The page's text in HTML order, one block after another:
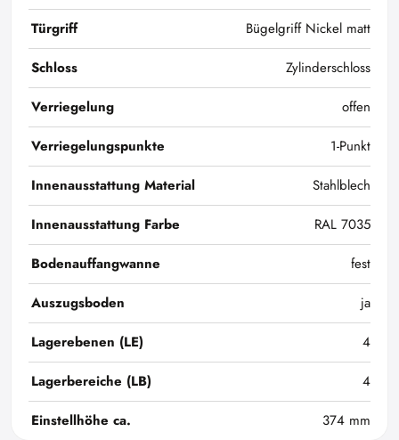
Türgriff
Bügelgriff Nickel matt
Schloss
Zylinderschloss
Verriegelung
offen
Verriegelungspunkte
1-Punkt
Innenausstattung Material
Stahlblech
Innenausstattung Farbe
RAL 7035
Bodenauffangwanne
fest
Auszugsboden
ja
Lagerebenen (LE)
4
Lagerbereiche (LB)
4
Einstellhöhe ca.
374 mm